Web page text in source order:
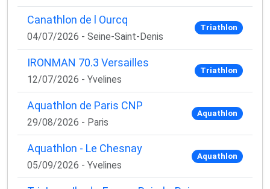
Canathlon de l Ourcq
04/07/2026 - Seine-Saint-Denis
Triathlon
IRONMAN 70.3 Versailles
12/07/2026 - Yvelines
Triathlon
Aquathlon de Paris CNP
29/08/2026 - Paris
Aquathlon
Aquathlon - Le Chesnay
05/09/2026 - Yvelines
Aquathlon